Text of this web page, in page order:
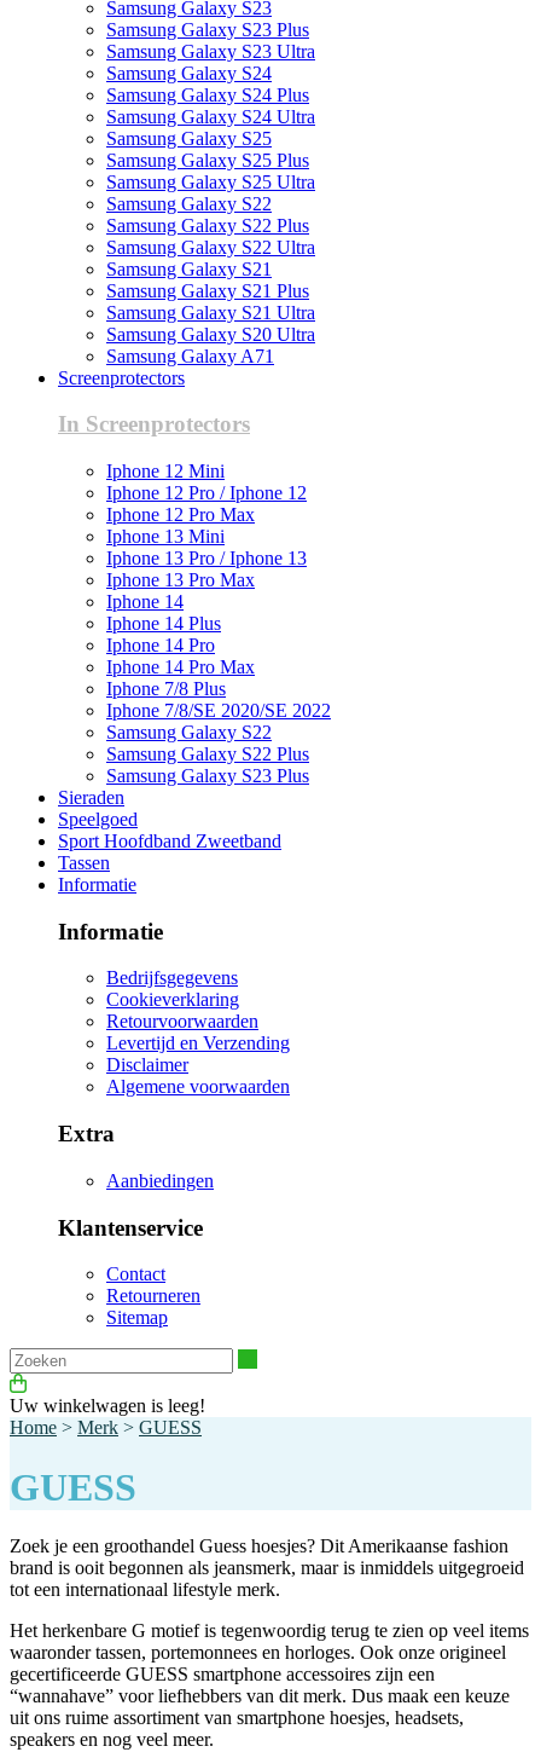
Samsung Galaxy S23
Samsung Galaxy S23 Plus
Samsung Galaxy S23 Ultra
Samsung Galaxy S24
Samsung Galaxy S24 Plus
Samsung Galaxy S24 Ultra
Samsung Galaxy S25
Samsung Galaxy S25 Plus
Samsung Galaxy S25 Ultra
Samsung Galaxy S22
Samsung Galaxy S22 Plus
Samsung Galaxy S22 Ultra
Samsung Galaxy S21
Samsung Galaxy S21 Plus
Samsung Galaxy S21 Ultra
Samsung Galaxy S20 Ultra
Samsung Galaxy A71
Screenprotectors
In Screenprotectors
Iphone 12 Mini
Iphone 12 Pro / Iphone 12
Iphone 12 Pro Max
Iphone 13 Mini
Iphone 13 Pro / Iphone 13
Iphone 13 Pro Max
Iphone 14
Iphone 14 Plus
Iphone 14 Pro
Iphone 14 Pro Max
Iphone 7/8 Plus
Iphone 7/8/SE 2020/SE 2022
Samsung Galaxy S22
Samsung Galaxy S22 Plus
Samsung Galaxy S23 Plus
Sieraden
Speelgoed
Sport Hoofdband Zweetband
Tassen
Informatie
Informatie
Bedrijfsgegevens
Cookieverklaring
Retourvoorwaarden
Levertijd en Verzending
Disclaimer
Algemene voorwaarden
Extra
Aanbiedingen
Klantenservice
Contact
Retourneren
Sitemap
Uw winkelwagen is leeg!
Home > Merk > GUESS
GUESS
Zoek je een groothandel Guess hoesjes? Dit Amerikaanse fashion
brand is ooit begonnen als jeansmerk, maar is inmiddels uitgegroeid
tot een internationaal lifestyle merk.
Het herkenbare G motief is tegenwoordig terug te zien op veel items
waaronder tassen, portemonnees en horloges. Ook onze origineel
gecertificeerde GUESS smartphone accessoires zijn een
“wannahave” voor liefhebbers van dit merk. Dus maak een keuze
uit ons ruime assortiment van smartphone hoesjes, headsets,
speakers en nog veel meer.